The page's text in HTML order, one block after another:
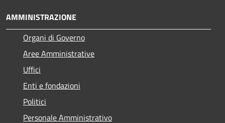
AMMINISTRAZIONE
Organi di Governo
Aree Amministrative
Uffici
Enti e fondazioni
Politici
Personale Amministrativo